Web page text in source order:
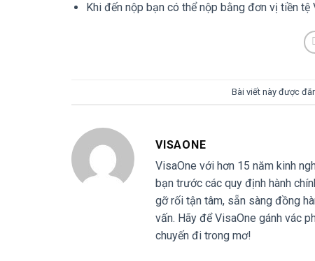
Khi đến nộp bạn có thể nộp bằng đơn vị tiền
Bài viết này được
VISAONE
VisaOne với hơn 15 năm kinh
bạn trước các quy định hành
gỡ rối tận tâm, sẵn sàng đồng
vấn. Hãy để VisaOne gánh vác
chuyến đi trong mơ!